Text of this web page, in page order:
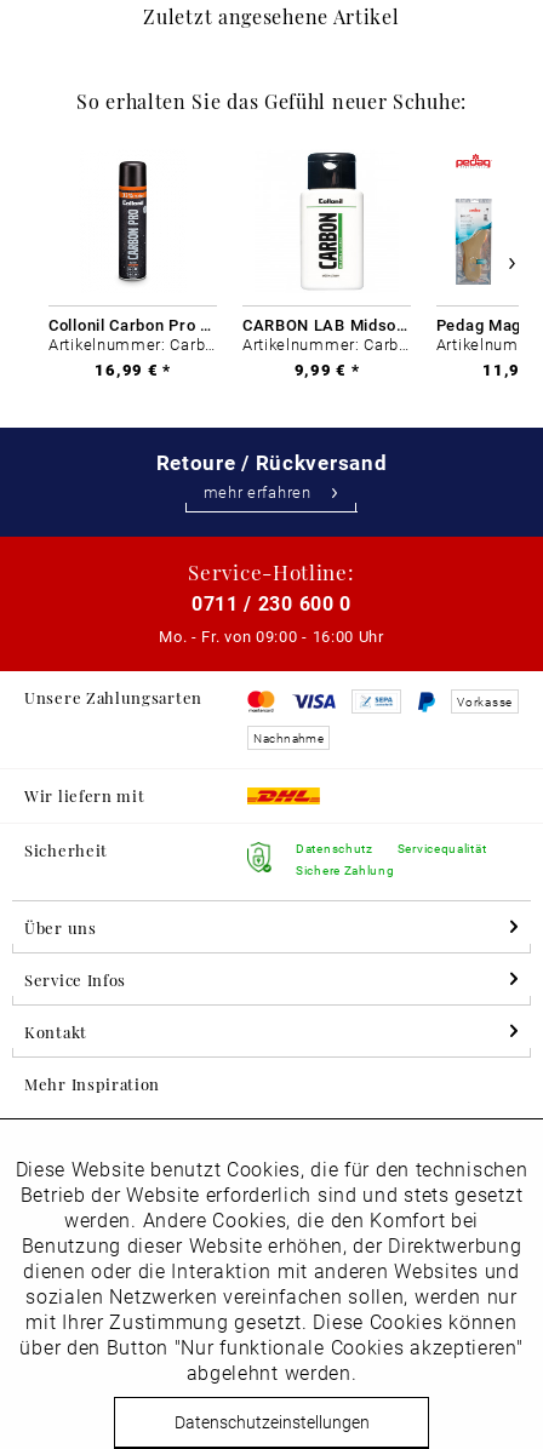
Zuletzt angesehene Artikel
So erhalten Sie das Gefühl neuer Schuhe:
Collonil Carbon Pro 400 ml
Artikelnummer: Carbon-0
16,99 € *
CARBON LAB Midsole Cleaner
Artikelnummer: Carbon-0
9,99 € *
11,99
Retoure / Rückversand
mehr erfahren
Service-Hotline:
0711 / 230 600 0
Mo. - Fr. von 09:00 - 16:00 Uhr
Unsere Zahlungsarten Vorkasse
Nachnahme
Wir liefern mit
Sicherheit
Datenschutz
Sichere Zahlung
Servicequalität
Über uns
Service Infos
Kontakt
Mehr Inspiration
Folgen Sie uns auf Instagram
horsch_schuhe
Newsletter
Datenschutzbestimmungenhabe ich zur Kenntnis
vom Newsletter abmelden.
Funktionale Aktiv
Marketing Inaktiv
Tracking Inaktiv
Inaktiv
Diese Website benutzt Cookies, die für den technischen
Betrieb der Website erforderlich sind und stets gesetzt
werden. Andere Cookies, die den Komfort bei
Benutzung dieser Website erhöhen, der Direktwerbung
dienen oder die Interaktion mit anderen Websites und
sozialen Netzwerken vereinfachen sollen, werden nur
mit Ihrer Zustimmung gesetzt. Diese Cookies können
über den Button "Nur funktionale Cookies akzeptieren"
abgelehnt werden.
Datenschutzeinstellungen